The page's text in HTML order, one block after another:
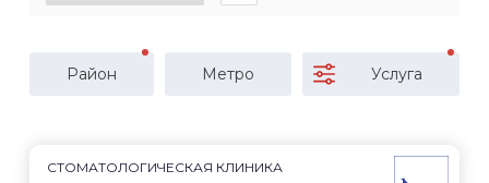
Район Метро Услуга
СТОМАТОЛОГИЧЕСКАЯ КЛИНИКА